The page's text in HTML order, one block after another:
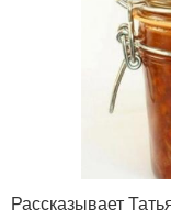
Рассказывает